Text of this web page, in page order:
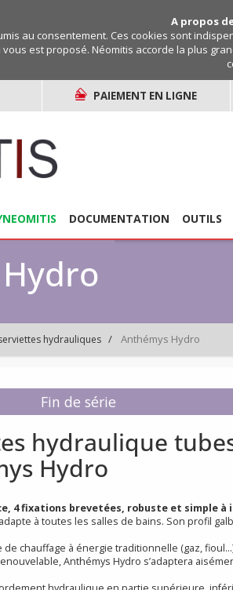
A propos
au consentement. Ces cookies sont
est proposé. Néomitis accorde la plus
PAIEMENT EN LIGNE
DOCUMENTATION OUTILS
hydrauliques Anthémys Hydro
Fin de série
hydraulique
Hydro
4 fixations brevetées, robuste et
s’adapte à toutes les salles de bains.